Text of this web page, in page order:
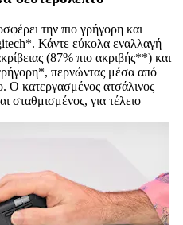
την πιο γρήγορη και
Κάντε εύκολα εναλλαγή
(87% πιο ακριβής**) και
περνώντας μέσα από
Ο κατεργασμένος ατσάλινος
σταθμισμένος, για τέλειο